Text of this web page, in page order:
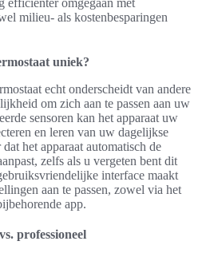
milieu- als kostenbesparingen
uniek?
echt onderscheidt van andere
om zich aan te passen aan uw
sensoren kan het apparaat uw
en leren van uw dagelijkse
het apparaat automatisch de
zelfs als u vergeten bent dit
interface maakt
aan te passen, zowel via het
app.
professioneel